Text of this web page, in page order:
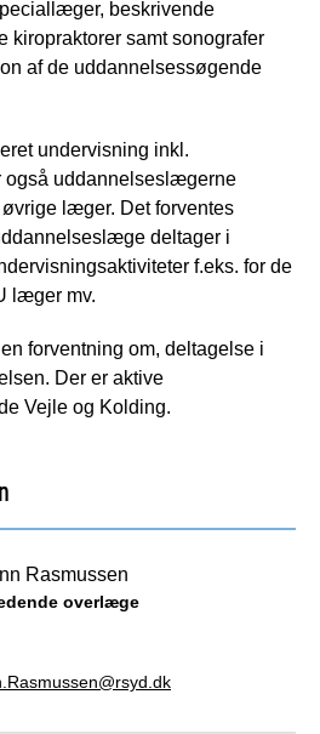
beskrivende
kiropraktorer samt sonografer
af de uddannelsessøgende
undervisning inkl.
også uddannelseslægerne
læger. Det forventes
deltager i
f.eks. for de
læger mv.
forventning om, deltagelse i
Der er aktive
Vejle og Kolding.
Rasmussen
overlæge